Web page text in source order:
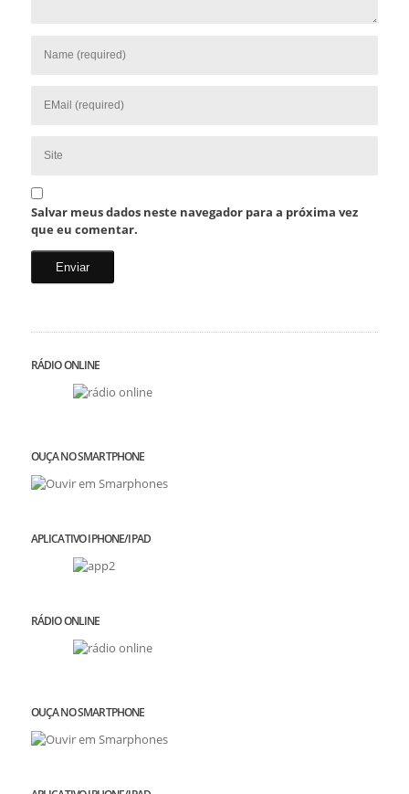
Salvar meus dados neste navegador para a próxima vez
que eu comentar.
RÁDIO ONLINE
OUÇA NO SMARTPHONE
APLICATIVO IPHONE/IPAD
RÁDIO ONLINE
OUÇA NO SMARTPHONE